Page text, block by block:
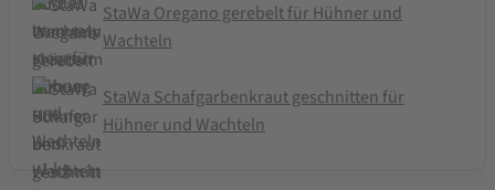
StaWa Oregano gerebelt für Hühner und
Wachteln
StaWa Schafgarbenkraut geschnitten für
Hühner und Wachteln